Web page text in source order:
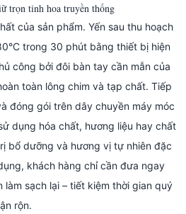
trọn tinh hoa truyền thống
của sản phẩm. Yến sau thu hoạch
trong 30 phút bằng thiết bị hiện
công bởi đôi bàn tay cần mẫn của
toàn lông chim và tạp chất. Tiếp
đóng gói trên dây chuyền máy móc
dụng hóa chất, hương liệu hay chất
bổ dưỡng và hương vị tự nhiên đặc
khách hàng chỉ cần đưa ngay
làm sạch lại – tiết kiệm thời gian quý
rộn.